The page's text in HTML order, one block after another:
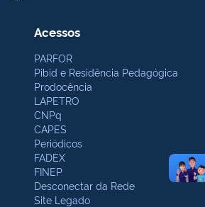
Acessos
PARFOR
Pibid e Residência Pedagógica
Prodocência
LAPETRO
CNPq
CAPES
Periódicos
FADEX
FINEP
Desconectar da Rede
Site Legado